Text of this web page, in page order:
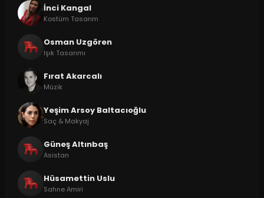
İnci Kangal
Kostüm Tasarım
Osman Uzgören
Işık Tasarımı
Fırat Akarcalı
Müzik
Yeşim Arsoy Baltacıoğlu
Saç & Makyaj
Güneş Altınbaş
Asistan
Hüsamettin Uslu
Sahne Amiri